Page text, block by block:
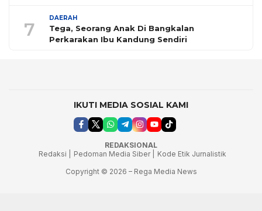
7
DAERAH
Tega, Seorang Anak Di Bangkalan
Perkarakan Ibu Kandung Sendiri
IKUTI MEDIA SOSIAL KAMI
REDAKSIONAL
Redaksi |
Pedoman Media Siber |
Kode Etik Jurnalistik
Copyright © 2026 – Rega Media News